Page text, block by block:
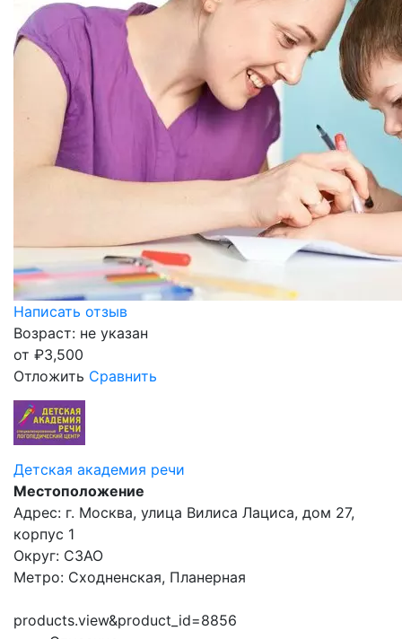
Написать отзыв
Возраст: не указан
от ₽3,500
Отложить Сравнить
Детская академия речи
Местоположение
Адрес: г. Москва, улица Вилиса Лациса, дом 27,
корпус 1
Округ: СЗАО
Метро: Сходненская, Планерная
products.view&product_id=8856